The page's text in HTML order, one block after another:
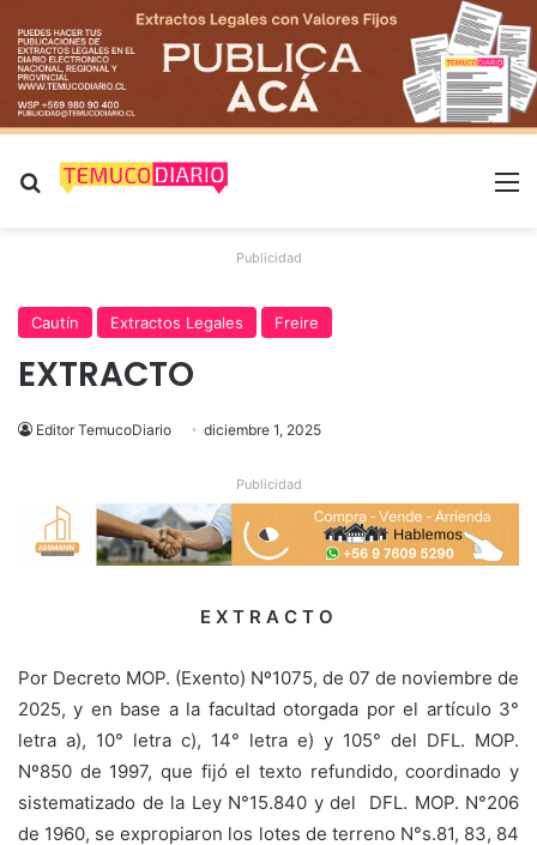
Buscar por
Publicidad
Cautín Extractos Legales Freire
EXTRACTO
Editor TemucoDiario diciembre 1, 2025
Publicidad
E X T R A C T O
Por Decreto MOP. (Exento) Nº1075, de 07 de noviembre de
2025, y en base a la facultad otorgada por el artículo 3°
letra a), 10° letra c), 14° letra e) y 105° del DFL. MOP.
Nº850 de 1997, que fijó el texto refundido, coordinado y
sistematizado de la Ley N°15.840 y del DFL. MOP. N°206
de 1960, se expropiaron los lotes de terreno N°s.81, 83, 84